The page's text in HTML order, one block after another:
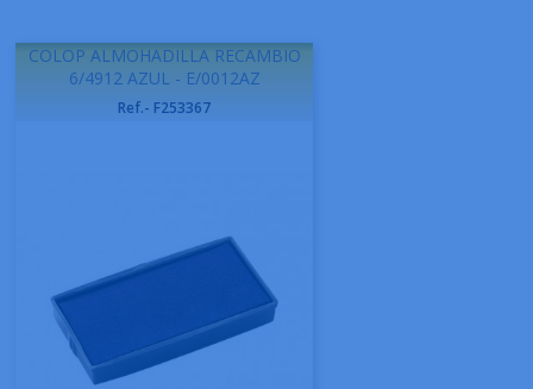
COLOP ALMOHADILLA RECAMBIO
6/4912 AZUL - E/0012AZ
Ref.- F253367